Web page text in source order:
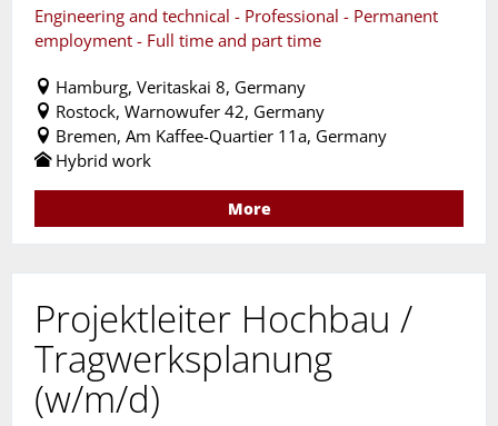
Engineering and technical - Professional - Permanent
employment - Full time and part time
Hamburg, Veritaskai 8, Germany
Rostock, Warnowufer 42, Germany
Bremen, Am Kaffee-Quartier 11a, Germany
Hybrid work
More
Projektleiter Hochbau /
Tragwerksplanung
(w/m/d)